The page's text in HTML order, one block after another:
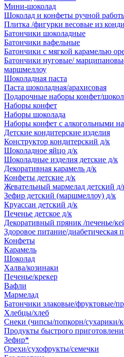
Мини-шоколад
Шоколад и конфеты ручной
Плитка /фигурки весовые из
Батончики шоколадные
Батончики вафельные
Батончики с мягкой карамелью
Батончики нуговые/
маршмеллоу
Шоколадная паста
Паста шоколадная/арахисовая
Подарочные наборы конфет/
Наборы конфет
Наборы шоколада
Наборы конфет с алкогольными
Детские кондитерские изделия
Конструктор кондитерский д/к
Шоколадное яйцо д/к
Шоколадные изделия детские д/к
Декоративная карамель д/к
Конфеты детские д/к
Жевательный мармелад детский д/
Зефир детский (маршмеллоу) д/к
Круассан детский д/к
Печенье детское д/к
Декоративный пряник /печенье/
Здоровое питание/диабетическая
Конфеты
Карамель
Шоколад
Халва/козинаки
Печенье/крекер
Вафли
Мармелад
Батончики злаковые/фруктовые/
Хлебцы/хлеб
Снеки (чипсы/попкорн/сухарики/
Продукты быстрого
Зефир*
Орехи/сухофрукты/семечки